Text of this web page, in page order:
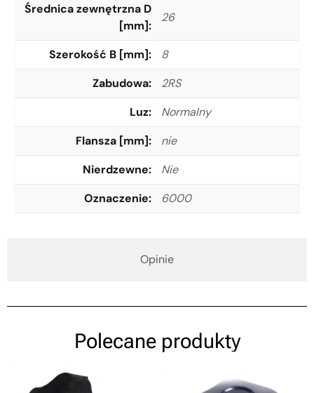
Opinie
Średnica zewnętrzna D
[mm]
26
Szerokość B [mm]
8
Zabudowa
2RS
Luz
Normalny
Flansza [mm]
nie
Nierdzewne
Nie
Oznaczenie
6000
Polecane produkty